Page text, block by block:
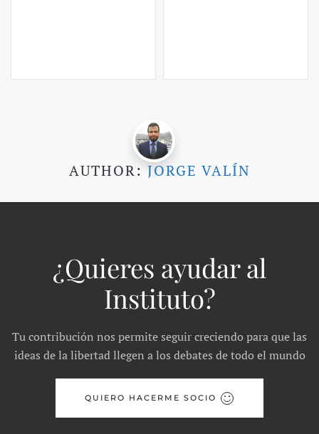
AUTHOR: JORGE VALÍN
¿Quieres ayudar al
Instituto?
Tu contribución nos permite seguir creciendo para que las
ideas de la libertad llegen a los debates de todo el mundo
QUIERO HACERME SOCIO